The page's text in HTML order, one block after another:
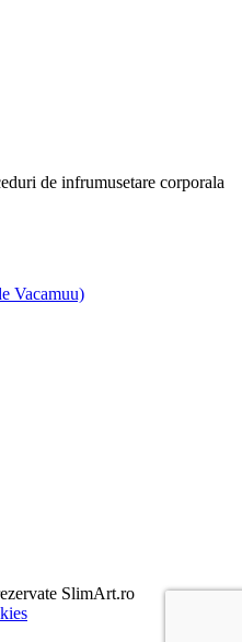
de infrumusetare corporala
Vacamuu)
SlimArt.ro